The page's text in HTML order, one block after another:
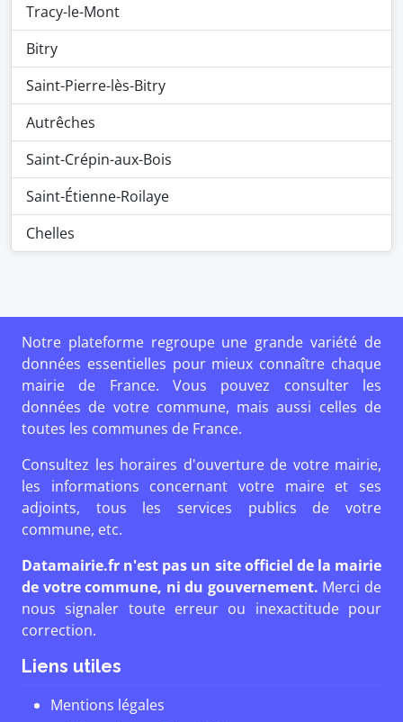
Tracy-le-Mont
Bitry
Saint-Pierre-lès-Bitry
Autrêches
Saint-Crépin-aux-Bois
Saint-Étienne-Roilaye
Chelles
Notre plateforme regroupe une grande variété de
données essentielles pour mieux connaître chaque
mairie de France. Vous pouvez consulter les
données de votre commune, mais aussi celles de
toutes les communes de France.
Consultez les horaires d'ouverture de votre mairie,
les informations concernant votre maire et ses
adjoints, tous les services publics de votre
commune, etc.
Datamairie.fr n'est pas un site officiel de la mairie
de votre commune, ni du gouvernement. Merci de
nous signaler toute erreur ou inexactitude pour
correction.
Liens utiles
Mentions légales